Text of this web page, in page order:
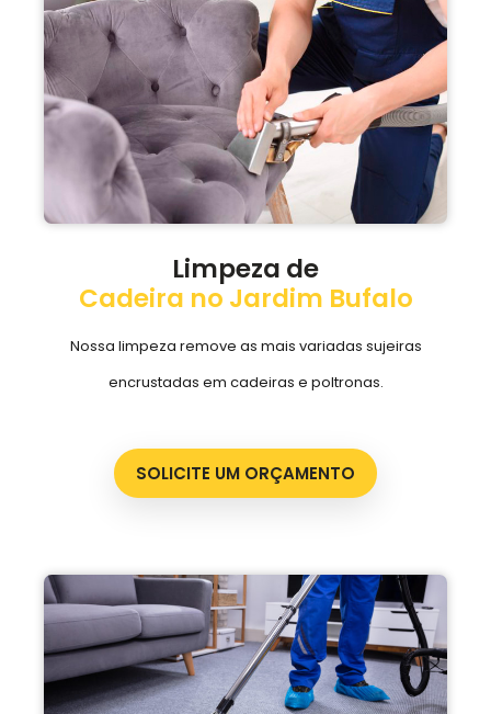
Limpeza de
Cadeira no Jardim Bufalo
Nossa limpeza remove as mais variadas sujeiras
encrustadas em cadeiras e poltronas.
SOLICITE UM ORÇAMENTO